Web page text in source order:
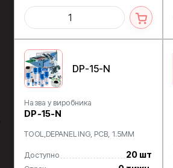
DP-15-N
Назва у виробника
DP-15-N
TOOL,DEPANELING, PCB, 1.5MM
Доступно 20 шт